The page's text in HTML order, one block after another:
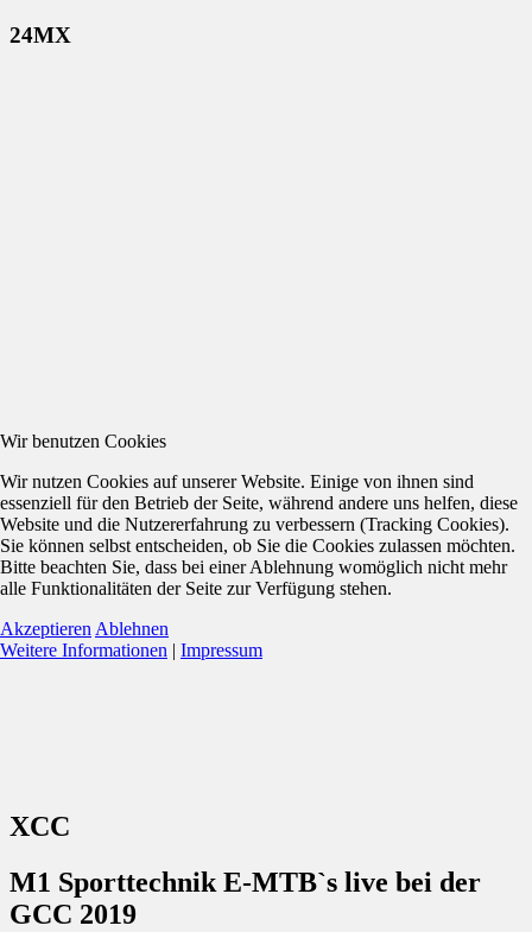
24MX
XCC
M1 Sporttechnik E-MTB`s live bei der
GCC 2019
Wir benutzen Cookies
Wir nutzen Cookies auf unserer Website. Einige von ihnen sind
essenziell für den Betrieb der Seite, während andere uns helfen, diese
Website und die Nutzererfahrung zu verbessern (Tracking Cookies).
Sie können selbst entscheiden, ob Sie die Cookies zulassen möchten.
Bitte beachten Sie, dass bei einer Ablehnung womöglich nicht mehr
alle Funktionalitäten der Seite zur Verfügung stehen.
Akzeptieren Ablehnen
Weitere Informationen | Impressum